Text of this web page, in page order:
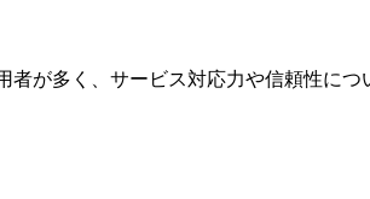
が多く、サービス対応力や信頼性につ